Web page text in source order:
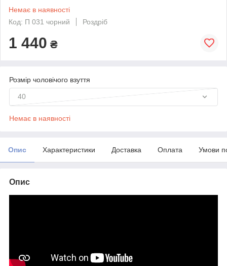
Немає в наявності
Код: П 031 чорний
Роздріб
1 440 ₴
Розмір чоловічого взуття
40
Немає в наявності
Опис Характеристики Доставка Оплата Умови
Опис